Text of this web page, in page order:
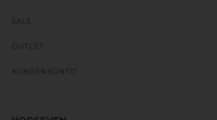
SALE
OUTLET
KUNDENKONTO